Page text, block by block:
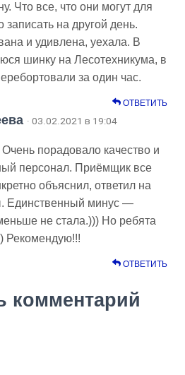
Что все, что они могут для
записать на другой день.
и удивлена, уехала. В
шинку на Лесотехникума, в
за один час.
ОТВЕТИТЬ
· 03.02.2021 в 19:04
порадовало качество и
персонал. Приёмщик все
объяснил, ответил на
Единственный минус —
не стала.))) Но ребята
Рекомендую!!!
ОТВЕТИТЬ
комментарий